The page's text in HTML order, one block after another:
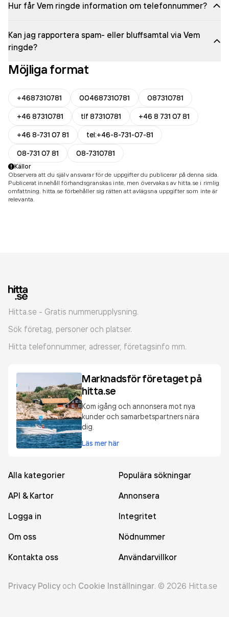
Hur får Vem ringde information om telefonnummer?
Kan jag rapportera spam- eller bluffsamtal via Vem
ringde?
Möjliga format
+4687310781 004687310781
087310781
+46 87310781
tlf 87310781
+46 8 731 07 81
+46 8-731 07 81
tel:+46-8-731-07-81
08-731 07 81
08-7310781
Källor
Observera att du själv ansvarar för de uppgifter du publicerar på denna sida.
Publicerat innehåll förhandsgranskas inte, men övervakas av hitta.se i rimlig
omfattning. hitta.se förbehåller sig rätten att avlägsna uppgifter som inte är
relevanta.
Hitta.se - Gratis nummerupplysning.
Sök företag, personer och platser.
Hitta telefonnummer, adresser, företagsinfo mm.
Marknadsför företaget på
hitta.se
Kom igång och annonsera mot nya
kunder och samarbetspartners nära
dig.
Läs mer här
Alla kategorier
Populära sökningar
API & Kartor
Annonsera
Logga in
Integritet
Om oss
Nödnummer
Kontakta oss
Användarvillkor
Privacy Policy och Cookie Inställningar. © 2026 Hitta.se